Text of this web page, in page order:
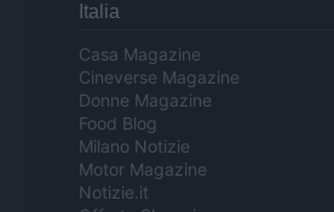
Italia
Casa Magazine
Cineverse Magazine
Donne Magazine
Food Blog
Milano Notizie
Motor Magazine
Notizie.it